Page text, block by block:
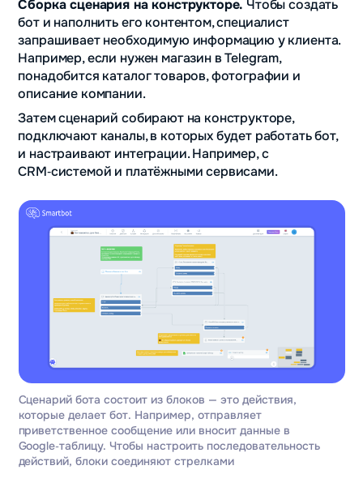
Сборка сценария на конструкторе. Чтобы создать
бот и наполнить его контентом, специалист
запрашивает необходимую информацию у клиента.
Например, если нужен магазин в Telegram,
понадобится каталог товаров, фотографии и
описание компании.
Затем сценарий собирают на конструкторе,
подключают каналы, в которых будет работать бот,
и настраивают интеграции. Например, с
CRM‑системой и платёжными сервисами.
Сценарий бота состоит из блоков — это действия,
которые делает бот. Например, отправляет
приветственное сообщение или вносит данные в
Google‑таблицу. Чтобы настроить последовательность
действий, блоки соединяют стрелками